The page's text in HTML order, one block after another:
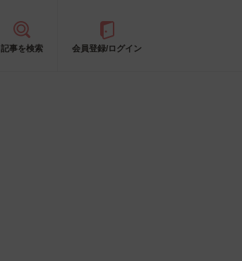
記事を検索 会員登録/ログイン